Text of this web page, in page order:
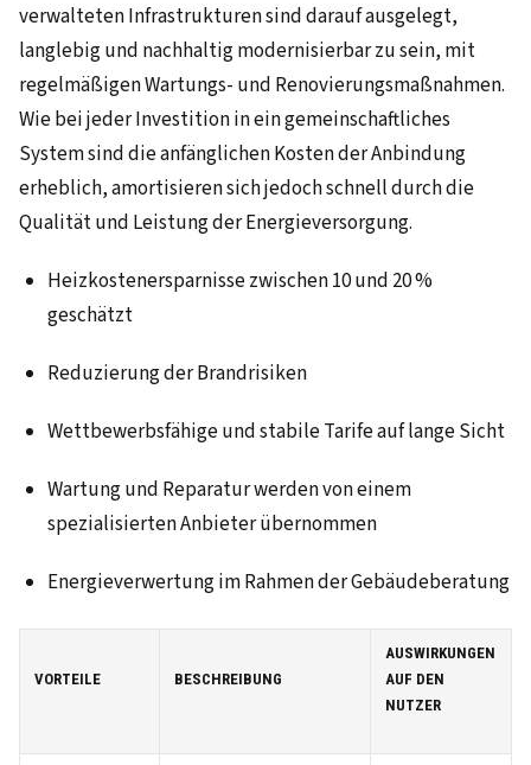
verwalteten Infrastrukturen sind darauf ausgelegt,
langlebig und nachhaltig modernisierbar zu sein, mit
regelmäßigen Wartungs- und Renovierungsmaßnahmen.
Wie bei jeder Investition in ein gemeinschaftliches
System sind die anfänglichen Kosten der Anbindung
erheblich, amortisieren sich jedoch schnell durch die
Qualität und Leistung der Energieversorgung.
Heizkostenersparnisse zwischen 10 und 20 %
geschätzt
Reduzierung der Brandrisiken
Wettbewerbsfähige und stabile Tarife auf lange Sicht
Wartung und Reparatur werden von einem
spezialisierten Anbieter übernommen
Energieverwertung im Rahmen der Gebäudeberatung
VORTEILE BESCHREIBUNG
AUSWIRKUNGEN
AUF DEN
NUTZER